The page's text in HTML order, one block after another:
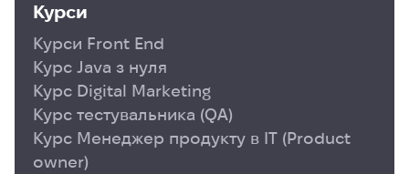
Курси
Курси Front End
Курс Java з нуля
Курс Digital Marketing
Курс тестувальника (QA)
Курс Менеджер продукту в ІТ (Product
owner)